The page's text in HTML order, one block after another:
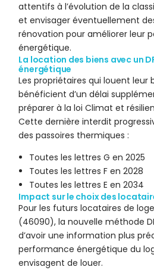
attentifs à l’évolution de la
et envisager éventuellement
rénovation pour améliorer leur
énergétique.
La location des biens avec un
énergétique
Les propriétaires qui louent leur
bénéficient d’un délai
préparer à la loi Climat et
Cette dernière interdit
des passoires thermiques :
Toutes les lettres G en 2025
Toutes les lettres F en 2028
Toutes les lettres E en 2034
Impact sur le choix des
Pour les futurs locataires de
(46090), la nouvelle méthode
d’avoir une information plus
performance énergétique du
envisagent de louer.